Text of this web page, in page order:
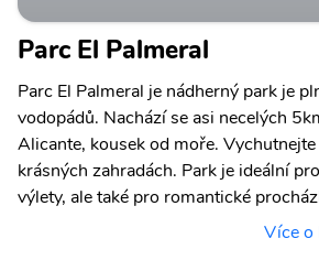
Parc El Palmeral
Parc El Palmeral je nádherný park je
vodopádů. Nachází se asi necelých
Alicante, kousek od moře.
krásných zahradách. Park je ideální
výlety, ale také pro romantické
Více o